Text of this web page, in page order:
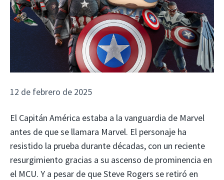
12 de febrero de 2025
El Capitán América estaba a la vanguardia de Marvel
antes de que se llamara Marvel. El personaje ha
resistido la prueba durante décadas, con un reciente
resurgimiento gracias a su ascenso de prominencia en
el MCU. Y a pesar de que Steve Rogers se retiró en